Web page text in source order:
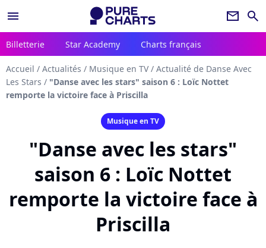
menu newsletter search
Billetterie Star Academy Charts français
Accueil / Actualités / Musique en TV / Actualité de Danse Avec
Les Stars / "Danse avec les stars" saison 6 : Loïc Nottet
remporte la victoire face à Priscilla
Musique en TV
"Danse avec les stars"
saison 6 : Loïc Nottet
remporte la victoire face à
Priscilla